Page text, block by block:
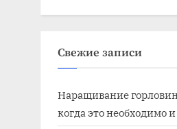
Свежие записи
Наращивание
когда это необходимо